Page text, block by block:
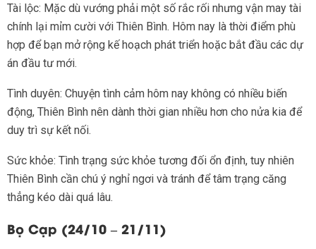
Tài lộc: Mặc dù vướng phải một số rắc rối nhưng vận may tài
chính lại mỉm cười với Thiên Bình. Hôm nay là thời điểm phù
hợp để bạn mở rộng kế hoạch phát triển hoặc bắt đầu các dự
án đầu tư mới.
Tình duyên: Chuyện tình cảm hôm nay không có nhiều biến
động, Thiên Bình nên dành thời gian nhiều hơn cho nửa kia để
duy trì sự kết nối.
Sức khỏe: Tình trạng sức khỏe tương đối ổn định, tuy nhiên
Thiên Bình cần chú ý nghỉ ngơi và tránh để tâm trạng căng
thẳng kéo dài quá lâu.
Bọ Cạp (24/10 – 21/11)